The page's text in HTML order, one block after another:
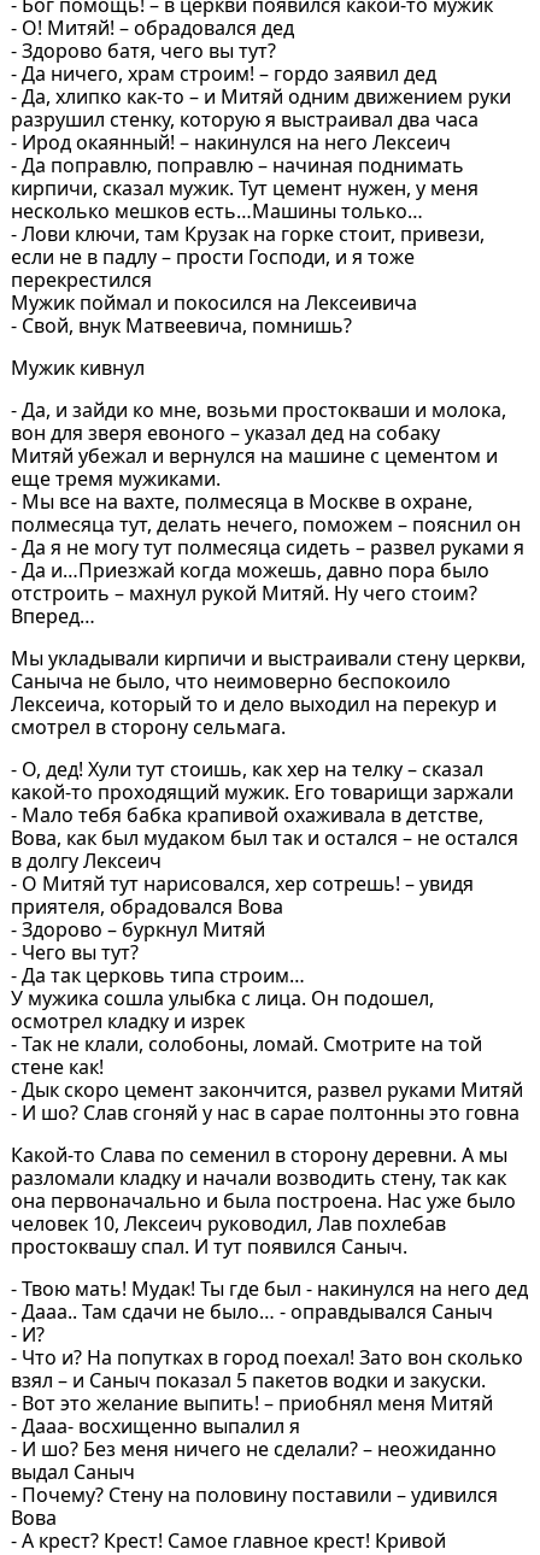
- О! Митяй! – обрадовался дед
- Здорово батя, чего вы тут?
- Да ничего, храм строим! – гордо заявил дед
- Да, хлипко как-то – и Митяй одним движением руки
разрушил стенку, которую я выстраивал два часа
- Ирод окаянный! – накинулся на него Лексеич
- Да поправлю, поправлю – начиная поднимать
кирпичи, сказал мужик. Тут цемент нужен, у меня
несколько мешков есть…Машины только…
- Лови ключи, там Крузак на горке стоит, привези,
если не в падлу – прости Господи, и я тоже
перекрестился
Мужик поймал и покосился на Лексеивича
- Свой, внук Матвеевича, помнишь?
Мужик кивнул
- Да, и зайди ко мне, возьми простокваши и молока,
вон для зверя евоного – указал дед на собаку
Митяй убежал и вернулся на машине с цементом и
еще тремя мужиками.
- Мы все на вахте, полмесяца в Москве в охране,
полмесяца тут, делать нечего, поможем – пояснил он
- Да я не могу тут полмесяца сидеть – развел руками я
- Да и…Приезжай когда можешь, давно пора было
отстроить – махнул рукой Митяй. Ну чего стоим?
Вперед…
Мы укладывали кирпичи и выстраивали стену церкви,
Саныча не было, что неимоверно беспокоило
Лексеича, который то и дело выходил на перекур и
смотрел в сторону сельмага.
- О, дед! Хули тут стоишь, как хер на телку – сказал
какой-то проходящий мужик. Его товарищи заржали
- Мало тебя бабка крапивой охаживала в детстве,
Вова, как был мудаком был так и остался – не остался
в долгу Лексеич
- О Митяй тут нарисовался, хер сотрешь! – увидя
приятеля, обрадовался Вова
- Здорово – буркнул Митяй
- Чего вы тут?
- Да так церковь типа строим…
У мужика сошла улыбка с лица. Он подошел,
осмотрел кладку и изрек
- Так не клали, солобоны, ломай. Смотрите на той
стене как!
- Дык скоро цемент закончится, развел руками Митяй
- И шо? Слав сгоняй у нас в сарае полтонны это говна
Какой-то Слава по семенил в сторону деревни. А мы
разломали кладку и начали возводить стену, так как
она первоначально и была построена. Нас уже было
человек 10, Лексеич руководил, Лав похлебав
простоквашу спал. И тут появился Саныч.
- Твою мать! Мудак! Ты где был - накинулся на него дед
- Дааа.. Там сдачи не было… - оправдывался Саныч
- И?
- Что и? На попутках в город поехал! Зато вон сколько
взял – и Саныч показал 5 пакетов водки и закуски.
- Вот это желание выпить! – приобнял меня Митяй
- Дааа- восхищенно выпалил я
- И шо? Без меня ничего не сделали? – неожиданно
выдал Саныч
- Почему? Стену на половину поставили – удивился
Вова
- А крест? Крест! Самое главное крест! Кривой